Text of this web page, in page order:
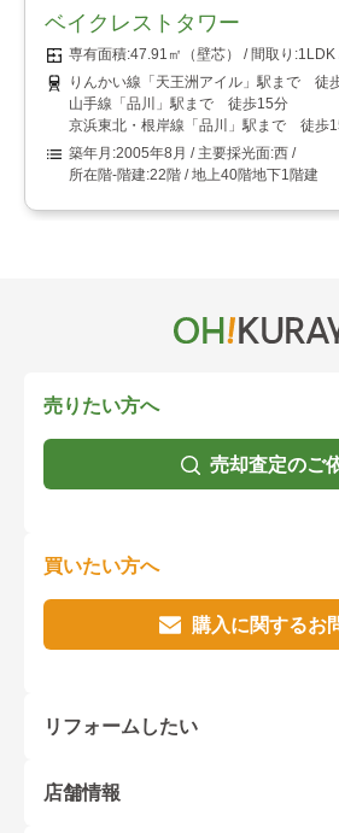
ベイクレストタワー
47.91㎡（壁芯）
1LDK
りんかい線「天王洲アイル」駅まで 徒
山手線「品川」駅まで 徒歩15分
京浜東北・根岸線「品川」駅まで 徒歩
2005年8月
西
22階 / 地上40階地下1階建
売りたい方へ
売却査定のご
買いたい方へ
購入に関するお
リフォームしたい
店舗情報